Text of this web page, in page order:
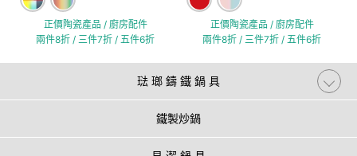
正價陶瓷產品 / 廚房配件
兩件8折 / 三件7折 / 五件6折
正價陶瓷產品 / 廚房配件
兩件8折 / 三件7折 / 五件6折
琺 瑯 鑄 鐵 鍋 具
鐵製炒鍋